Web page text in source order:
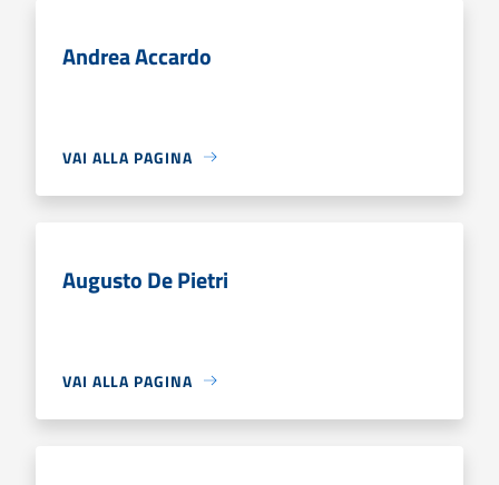
Andrea Accardo
VAI ALLA PAGINA
Augusto De Pietri
VAI ALLA PAGINA